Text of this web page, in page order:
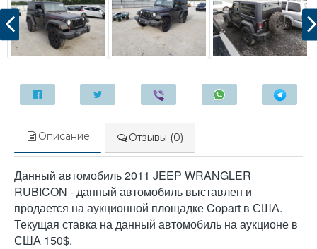
Описание Отзывы (0)
Данный автомобиль 2011 JEEP WRANGLER
RUBICON - данный автомобиль выставлен и
продается на аукционной площадке Copart в США.
Текущая ставка на данный автомобиль на аукционе в
США 150$.